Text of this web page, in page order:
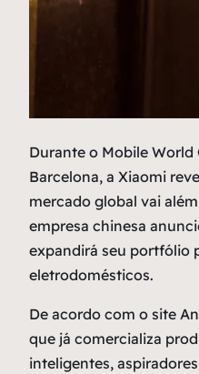
Durante o Mobile World
Barcelona, a Xiaomi
mercado global vai
empresa chinesa
expandirá seu portfólio
eletrodomésticos.
De acordo com o site
que já comercializa
inteligentes,